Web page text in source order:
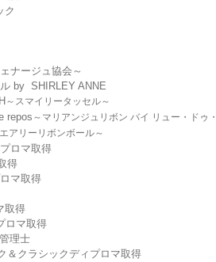
ク
ナージュ協会～
by SHIRLEY ANNE
～スマイリータッセル～
repos ～マリアンジュリボン バイ リュー・ドゥ
アリーリボンボール～
ロマ取得
得
マ取得
取得
ロマ取得
理士
＆クラシックディプロマ取得